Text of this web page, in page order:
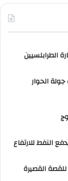
الحوار
النفط للارتفاع
للقصة القصيرة